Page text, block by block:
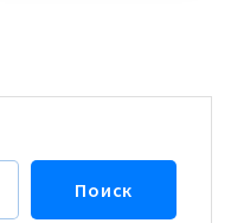
Поиск